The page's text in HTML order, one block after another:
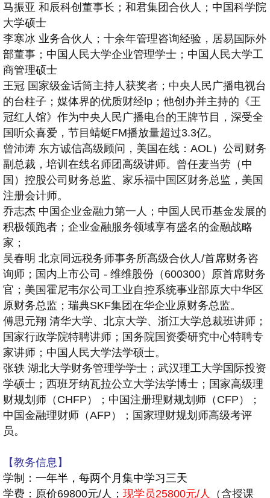
马振亚 和辰科创董事长；和君集团合伙人；中国科学院
大学硕士
李寒冰 业务合伙人；十余年管理咨询经验，居易国际外
部董事；中国人民大学企业管理学士；中国人民大学工
商管理硕士
王冠 国家级金话筒主持人获奖者；中央人民广播电视台
的台柱子；媒体界的优质财经lp；他创办并主持的《王
冠红人馆》作为中央人民广播电台的王牌节目，深受全
国听众喜爱，节目蜻蜓FM播放量超过3.3亿。
曾沛涛 东方诚信高级顾问，美国在线：AOL）公司财务
副总裁，培训在线名师团高级讲师。曾任麦当劳（中
国）控股公司财务总监、家乐福中国区财务总监，美国
注册会计师。
乔志杰 中国企业金融力第一人；中国人民币基金发展的
积极领跑者；企业金融服务领域享有盛名的金融战略
家；
吴春明 北京同远税务师事务所高级合伙人/首席财务咨
询师；国内上市公司 - 维维股份（600300）原首席财务
官；美国霍尼韦尔公司工业自控系统事业部原大中华区
原财务总监；瑞典SKF集团在华企业原财务总监。
傅思元翔 清华大学、北京大学、浙江大学总裁班讲师；
国家行政学院特聘讲师；国务院国资委研究中心特聘专
家讲师；中国人民大学法学硕士。
张轶 湖北大学财务管理学学士；武汉理工大学国际投资
学硕士；西班牙纳瓦拉公立大学法学博士；国家高级理
财规划师（CHFP）；中国注册理财规划师（CFP）；
中国金融理财师（AFP）；国家理财规划师高级考评
员。
【教务信息】
学制： 一年半，每两个月集中学习三天
学费：原价69800元/人； 现学员25800元/人
（含授课